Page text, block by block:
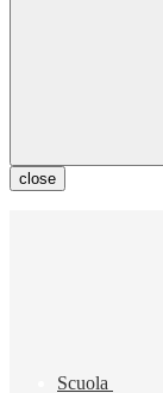
close
Scuola